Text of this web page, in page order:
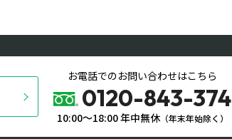
お電話でのお問い合わせはこちら
0120-843-374
10:00〜18:00 年中無休（年末年始除く）